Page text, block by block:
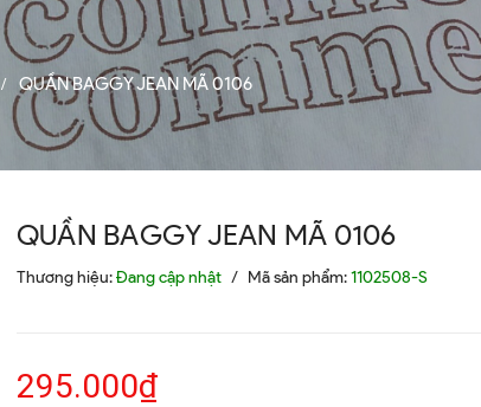
/ QUẦN BAGGY JEAN MÃ 0106
QUẦN BAGGY JEAN MÃ 0106
Thương hiệu:Đang cập nhật / Mã sản phẩm:1102508-S
295.000₫